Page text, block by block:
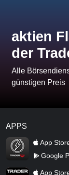
aktien
der
Alle
günstigen Preis
APPS
TraderFox Flash
App
Google
TraderFox App
App